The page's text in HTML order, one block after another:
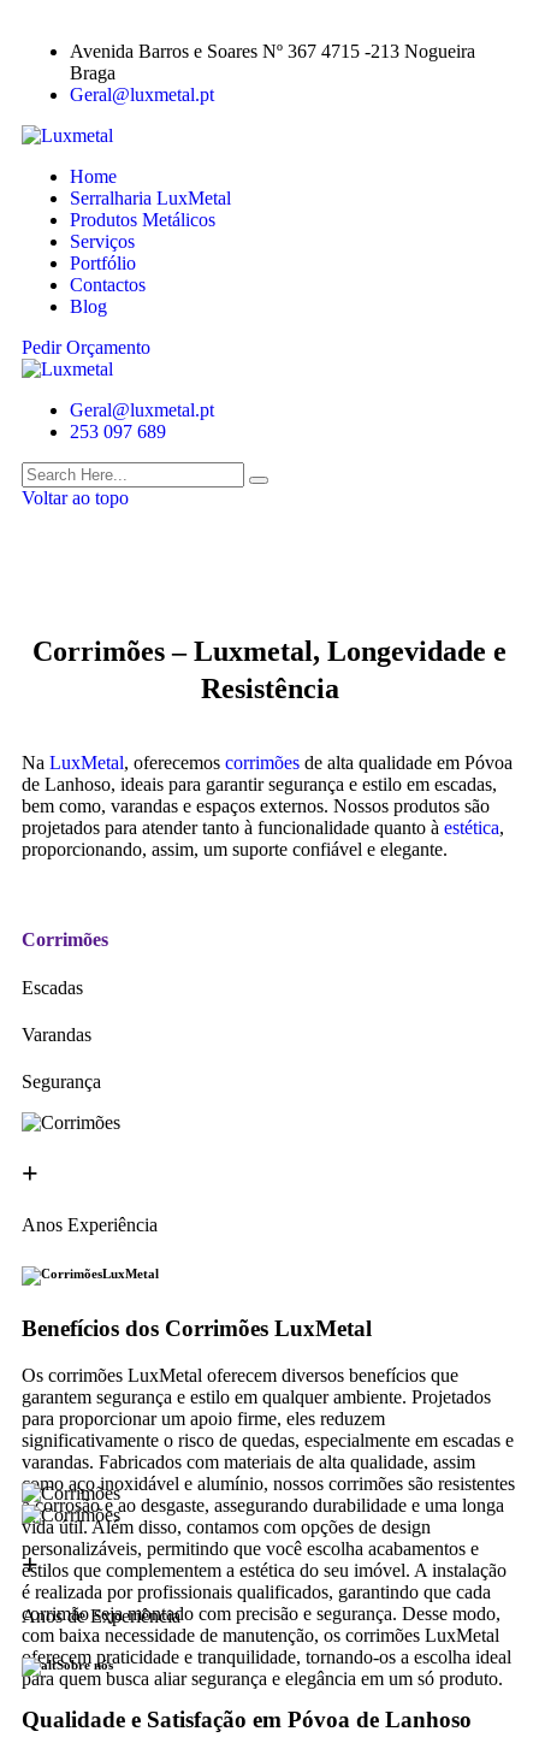
Avenida Barros e Soares Nº 367 4715 -213 Nogueira
Braga
Geral@luxmetal.pt
Home
Serralharia LuxMetal
Produtos Metálicos
Serviços
Portfólio
Contactos
Blog
Pedir Orçamento
Geral@luxmetal.pt
253 097 689
Voltar ao topo
Corrimões – Luxmetal, Longevidade e
Resistência
Na LuxMetal, oferecemos corrimões de alta qualidade em Póvoa
de Lanhoso, ideais para garantir segurança e estilo em escadas,
bem como, varandas e espaços externos. Nossos produtos são
projetados para atender tanto à funcionalidade quanto à estética,
proporcionando, assim, um suporte confiável e elegante.
Corrimões
Escadas
Varandas
Segurança
+
Anos Experiência
LuxMetal
Benefícios dos Corrimões LuxMetal
Os corrimões LuxMetal oferecem diversos benefícios que
garantem segurança e estilo em qualquer ambiente. Projetados
para proporcionar um apoio firme, eles reduzem
significativamente o risco de quedas, especialmente em escadas e
varandas. Fabricados com materiais de alta qualidade, assim
como aço inoxidável e alumínio, nossos corrimões são resistentes
à corrosão e ao desgaste, assegurando durabilidade e uma longa
vida útil. Além disso, contamos com opções de design
personalizáveis, permitindo que você escolha acabamentos e
estilos que complementem a estética do seu imóvel. A instalação
é realizada por profissionais qualificados, garantindo que cada
corrimão seja montado com precisão e segurança. Desse modo,
com baixa necessidade de manutenção, os corrimões LuxMetal
oferecem praticidade e tranquilidade, tornando-os a escolha ideal
para quem busca aliar segurança e elegância em um só produto.
+
Anos de Experiência
Sobre nós
Qualidade e Satisfação em Póvoa de Lanhoso